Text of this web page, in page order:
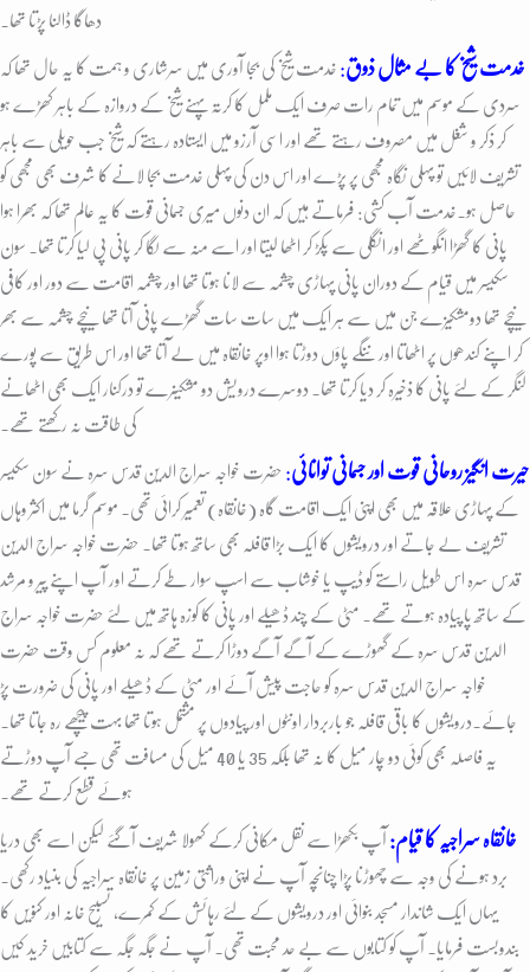
دھاگا ڈالنا پڑتا تھا۔
خدمت شیخ کا بے مثال ذوق: خدمت شیخ کی بجا آوری میں سرشاری و ہمت کا یہ حال تھا کہ
سردی کے موسم میں تمام رات صرف ایک ململ کا کرتہ پہنے شیخ کے دروازہ کے باہر کھڑے ہو
کر ذکر و شغل میں مصروف رہتے تھے اور اسی آرزو میں ایستادہ رہتے کہ شیخ جب حویلی سے باہر
تشریف لائیں تو پہلی نگاہ مجھی پر پڑے اور اس دن کی پہلی خدمت بجا لانے کا شرف بھی مجھی کو
حاصل ہو۔ خدمت آب کشی: فرماتے ہیں کہ ان دنوں میری جسمانی قوت کا یہ عالم تھا کہ بھرا ہوا
پانی کا گھڑا انگوٹھے اور انگلی سے پکڑ کر اٹھا لیتا اور اسے منہ سے لگا کر پانی پی لیا کرتا تھا۔ سون
سکیسر میں قیام کے دوران پانی پہاڑی چشمہ سے لانا ہوتا تھا اور چشمہ اقامت سے دور اور کافی
نیچے تھا دومشکیزے جن میں سے ہر ایک میں سات سات گھڑے پانی آتا تھا نیچے چشمہ سے بھر
کر اپنے کندھوں پر اٹھاتا اور ننگے پاؤں دوڑتا ہوا اوپر خانقاہ میں لے آتا تھا اور اس طریق سے پورے
لنگر کے لئے پانی کا ذخیرہ کر دیا کرتا تھا۔ دوسرے درویش دو مشکینرے تو درکنار ایک بھی اٹھانے
کی طاقت نہ رکھتے تھے۔
حیرت انگیز روحانی قوت اور جسمانی توانائی: حضرت خواجہ سراج الدین قدس سرہ نے سون سکیسر
کے پہاڑی علاقہ میں بھی اپنی ایک اقامت گاہ (خانقاہ) تعمیر کرائی تھی۔ موسم گرما میں اکثر وہاں
تشریف لے جاتے اور درویشوں کا ایک بڑا قافلہ بھی ساتھ ہوتا تھا۔ حضرت خواجہ سراج الدین
قدس سرہ اس طویل راستے کو ڈیپ یا خوشاب سے اسپ سوار طے کرتے اور آپ اپنے پیر و مرشد
کے ساتھ پا پیادہ ہوتے تھے۔ مٹی کے چند ڈھیلے اور پانی کا کوزہ ہاتھ میں لئے حضرت خواجہ سراج
الدین قدس سرہ کے گھوڑے کے آگے آگے دوڑا کرتے تھے کہ نہ معلوم کس وقت حضرت
خواجہ سراج الدین قدس سرہ کو حاجت پیش آئے اور مٹی کے ڈھیلے اور پانی کی ضرورت پڑ
جائے۔درویشوں کا باقی قافلہ جو باربردار اونٹوں اور پیادوں پر مشتمل ہوتا تھا بہت پیچھے رہ جاتا تھا۔
یہ فاصلہ بھی کوئی دو چار میل کا نہ تھا بلکہ 35 یا 40 میل کی مسافت تھی جسے آپ دوڑتے
ہوئے قطع کرتے تھے۔
خانقاہ سراجیہ کا قیام: آپ بکھڑا سے نقل مکانی کرکے کھولا شریف آگئے لیکن اسے بھی دریا
برد ہونے کی وجہ سے چھوڑنا پڑا چنانچہ آپ نے اپنی وراثتی زمین پر خانقاہ سراجیہ کی بنیاد رکھی۔
یہاں ایک شاندار مسجد بنوائی اور درویشوں کے لئے رہائش کے کمرے، تسبیح خانہ اور کنویں کا
بندوبست فرمایا۔ آپ کو کتابوں سے بے حد محبت تھی۔ آپ نے جگہ جگہ سے کتابیں خرید کیں